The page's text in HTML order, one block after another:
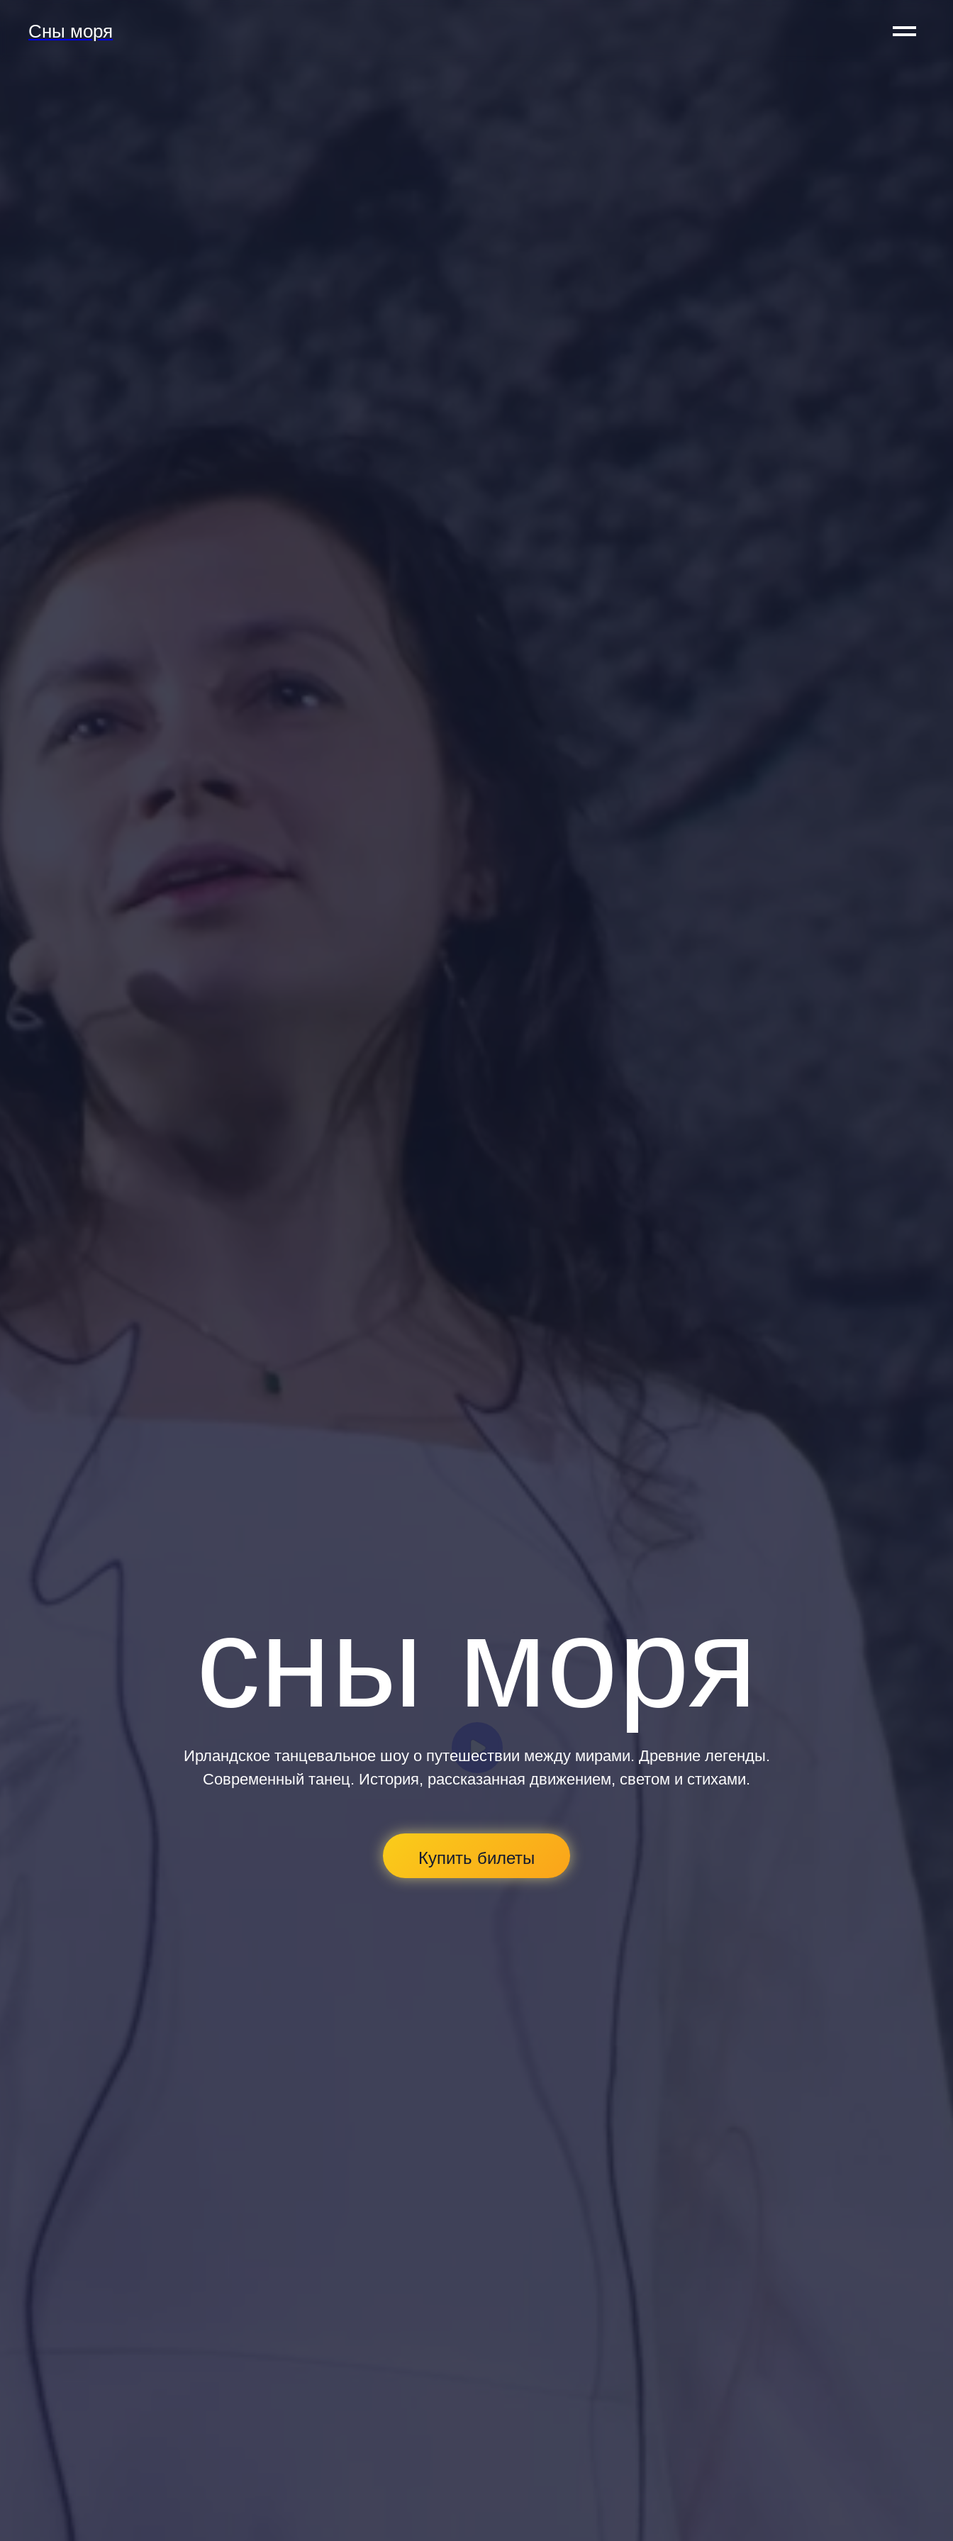
Сны моря
сны моря
Ирландское танцевальное шоу о путешествии между мирами. Древние легенды.
Современный танец. История, рассказанная движением, светом и стихами.
Купить билеты